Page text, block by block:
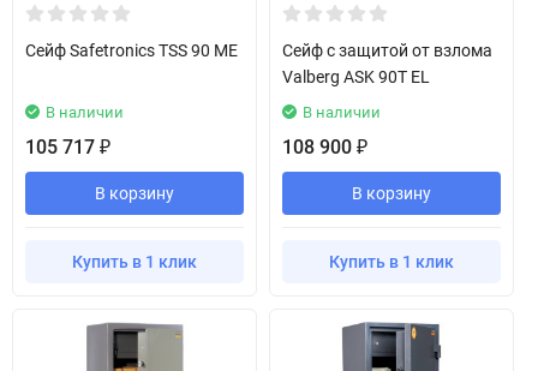
Сейф Safetronics TSS 90 ME
В наличии
105 717 ₽
В корзину
Купить в 1 клик
Сейф с защитой от взлома
Valberg ASK 90T EL
В наличии
108 900 ₽
В корзину
Купить в 1 клик